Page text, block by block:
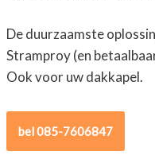
De duurzaamste
Stramproy (en
Ook voor uw dakkapel.
bel 085-7606847